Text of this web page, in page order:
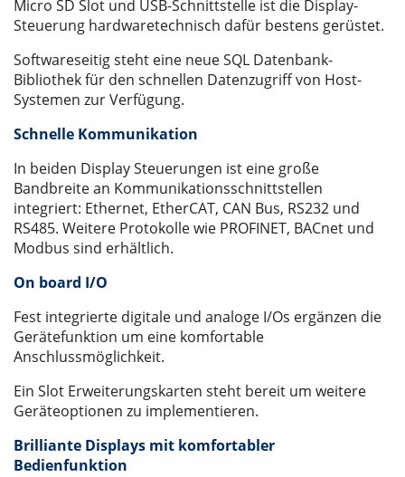
Micro SD Slot und USB-Schnittstelle ist die Display-
Steuerung hardwaretechnisch dafür bestens gerüstet.
Softwareseitig steht eine neue SQL Datenbank-
Bibliothek für den schnellen Datenzugriff von Host-
Systemen zur Verfügung.
Schnelle Kommunikation
In beiden Display Steuerungen ist eine große
Bandbreite an Kommunikationsschnittstellen
integriert: Ethernet, EtherCAT, CAN Bus, RS232 und
RS485. Weitere Protokolle wie PROFINET, BACnet und
Modbus sind erhältlich.
On board I/O
Fest integrierte digitale und analoge I/Os ergänzen die
Gerätefunktion um eine komfortable
Anschlussmöglichkeit.
Ein Slot Erweiterungskarten steht bereit um weitere
Geräteoptionen zu implementieren.
Brilliante Displays mit komfortabler
Bedienfunktion